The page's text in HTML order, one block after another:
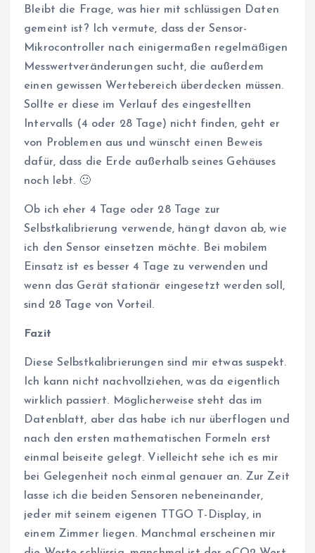
Bleibt die Frage, was hier mit schlüssigen Daten
gemeint ist? Ich vermute, dass der Sensor-
Mikrocontroller nach einigermaßen regelmäßigen
Messwertveränderungen sucht, die außerdem
einen gewissen Wertebereich überdecken müssen.
Sollte er diese im Verlauf des eingestellten
Intervalls (4 oder 28 Tage) nicht finden, geht er
von Problemen aus und wünscht einen Beweis
dafür, dass die Erde außerhalb seines Gehäuses
noch lebt. 🙂
Ob ich eher 4 Tage oder 28 Tage zur
Selbstkalibrierung verwende, hängt davon ab, wie
ich den Sensor einsetzen möchte. Bei mobilem
Einsatz ist es besser 4 Tage zu verwenden und
wenn das Gerät stationär eingesetzt werden soll,
sind 28 Tage von Vorteil.
Fazit
Diese Selbstkalibrierungen sind mir etwas suspekt.
Ich kann nicht nachvollziehen, was da eigentlich
wirklich passiert. Möglicherweise steht das im
Datenblatt, aber das habe ich nur überflogen und
nach den ersten mathematischen Formeln erst
einmal beiseite gelegt. Vielleicht sehe ich es mir
bei Gelegenheit noch einmal genauer an. Zur Zeit
lasse ich die beiden Sensoren nebeneinander,
jeder mit seinem eigenen TTGO T-Display, in
einem Zimmer liegen. Manchmal erscheinen mir